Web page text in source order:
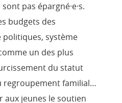
pas épargné·e·s.
budgets des
politiques, système
un des plus
du statut
regroupement familial…
aux jeunes le soutien